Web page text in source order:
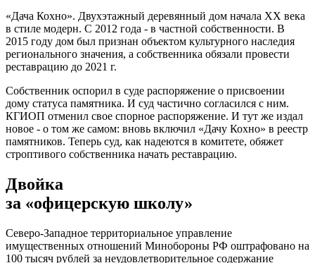
«Дача Кохно». Двухэтажный деревянный дом начала ХХ века
в стиле модерн. С 2012 года - в частной собственности. В
2015 году дом был признан объектом культурного наследия
регионального значения, а собственника обязали провести
реставрацию до 2021 г.
Собственник оспорил в суде распоряжение о присвоении
дому статуса памятника. И суд частично согласился с ним.
КГИОП отменил свое спорное распоряжение. И тут же издал
новое - о том же самом: вновь включил «Дачу Кохно» в реестр
памятников. Теперь суд, как надеются в комитете, обяжет
строптивого собственника начать реставрацию.
Двойка
за «офицерскую школу»
Северо-Западное территориальное управление
имущественных отношений Минобороны РФ оштрафовано на
100 тысяч рублей за неудовлетворительное содержание